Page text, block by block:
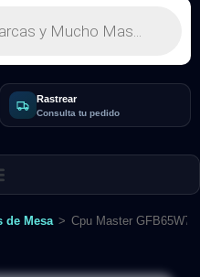
Rastrear
Consulta tu pedido
de Mesa > Cpu Master